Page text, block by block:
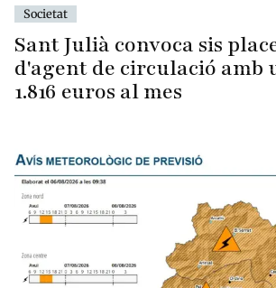
Societat
Sant Julià convoca sis
d'agent de circulació amb
1.816 euros al mes